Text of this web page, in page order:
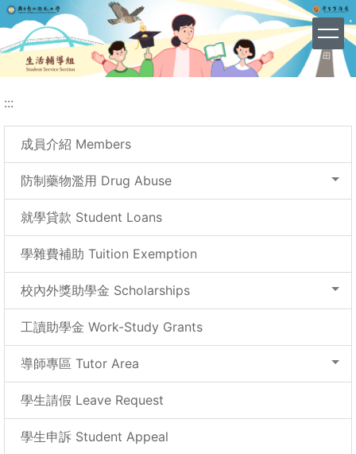
跳
到
主
容
網站導覽 (Site Map)
:::
成員介紹 Members
防制藥物濫用 Drug Abuse
就學貸款 Student Loans
學雜費補助 Tuition Exemption
校內外獎助學金 Scholarships
工讀助學金 Work-Study Grants
導師專區 Tutor Area
學生請假 Leave Request
學生申訴 Student Appeal